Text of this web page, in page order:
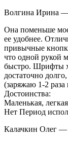
Волгина Ирина
Она поменьше
ее удобнее.
привычные
что одной рукой
быстро. Шрифты
достаточно
(заряжаю 1-2
Достоинства:
Маленькая,
Нет Период
Калачкин Олег —